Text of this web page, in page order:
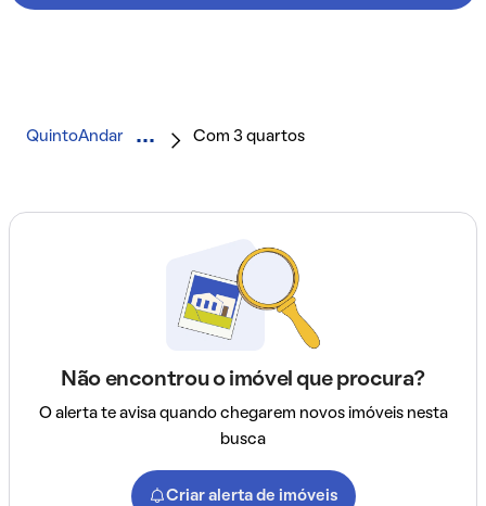
QuintoAndar Com 3 quartos
Não encontrou o imóvel que procura?
O alerta te avisa quando chegarem novos imóveis nesta
busca
Criar alerta de imóveis